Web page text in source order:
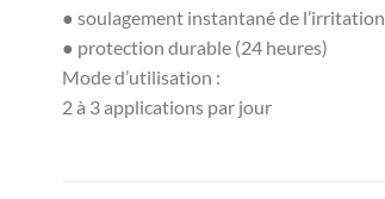
● soulagement instantané de l’irritation
● protection durable (24 heures)
Mode d’utilisation :
2 à 3 applications par jour